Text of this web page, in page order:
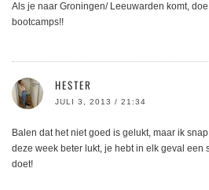
Als je naar Groningen/ Leeuwarden komt,
bootcamps!!
HESTER
JULI 3, 2013 / 21:34
Balen dat het niet goed is gelukt, maar ik
deze week beter lukt, je hebt in elk geval een
doet!